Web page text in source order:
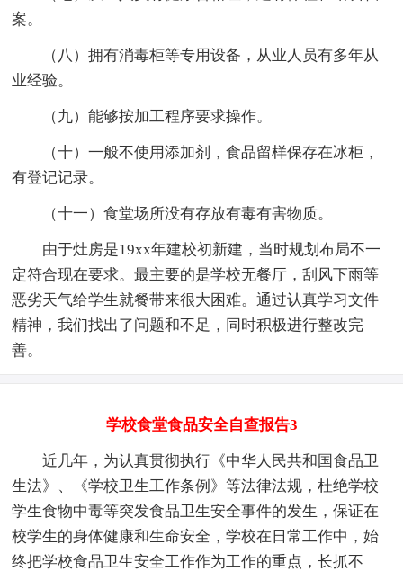
案。
（八）拥有消毒柜等专用设备，从业人员有多年从
业经验。
（九）能够按加工程序要求操作。
（十）一般不使用添加剂，食品留样保存在冰柜，
有登记记录。
（十一）食堂场所没有存放有毒有害物质。
由于灶房是19xx年建校初新建，当时规划布局不一
定符合现在要求。最主要的是学校无餐厅，刮风下雨等
恶劣天气给学生就餐带来很大困难。通过认真学习文件
精神，我们找出了问题和不足，同时积极进行整改完
善。
学校食堂食品安全自查报告3
近几年，为认真贯彻执行《中华人民共和国食品卫
生法》、《学校卫生工作条例》等法律法规，杜绝学校
学生食物中毒等突发食品卫生安全事件的发生，保证在
校学生的身体健康和生命安全，学校在日常工作中，始
终把学校食品卫生安全工作作为工作的重点，长抓不